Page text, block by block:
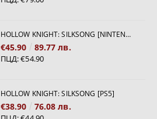
HOLLOW KNIGHT: SILKSONG [NINTENDO SWITCH 2]
€45.90 89.77 лв.
ПЦД:€54.90
HOLLOW KNIGHT: SILKSONG [PS5]
€38.90 76.08 лв.